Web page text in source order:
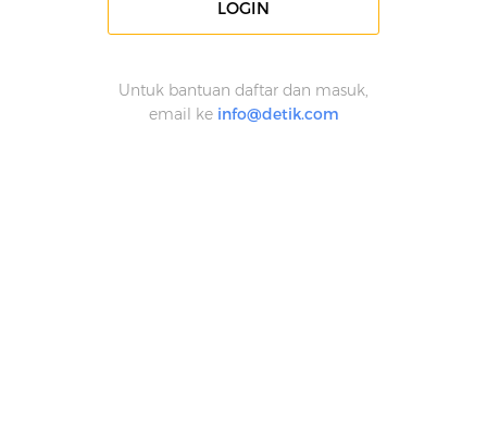
LOGIN
Untuk bantuan daftar dan masuk,
email ke info@detik.com